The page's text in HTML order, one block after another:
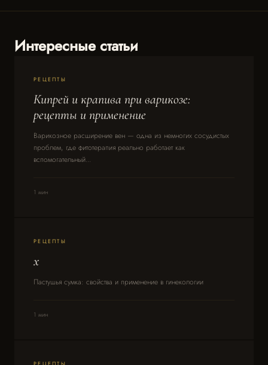
Интересные статьи
РЕЦЕПТЫ
Кипрей и крапива при варикозе:
рецепты и применение
Варикозное расширение вен — одна из немногих сосудистых
проблем, где фитотерапия реально работает как
вспомогательный...
1 мин
РЕЦЕПТЫ
x
Пастушья сумка: свойства и применение в гинекологии
1 мин